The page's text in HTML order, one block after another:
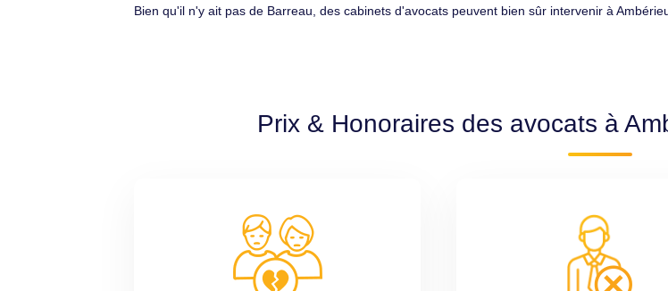
Bien qu'il n'y ait pas de Barreau, des cabinets d'avocats peuvent bien sûr intervenir à
Prix & Honoraires des avocats à